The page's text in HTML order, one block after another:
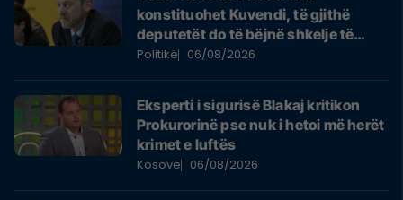
konstituohet Kuvendi, të gjithë
deputetët do të bëjnë shkelje të
rëndë kushtetuese
Politikë 06/08/2026
Eksperti i sigurisë Blakaj kritikon
Prokurorinë pse nuk i hetoi më herët
krimet e luftës
Kosovë 06/08/2026